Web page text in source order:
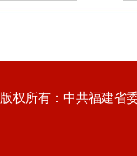
版权所有：中共福建省